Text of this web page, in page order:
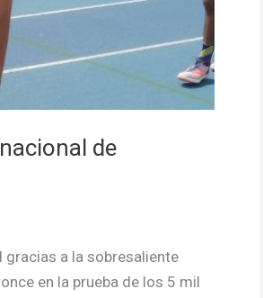
de
gracias a la sobresaliente
en la prueba de los 5 mil